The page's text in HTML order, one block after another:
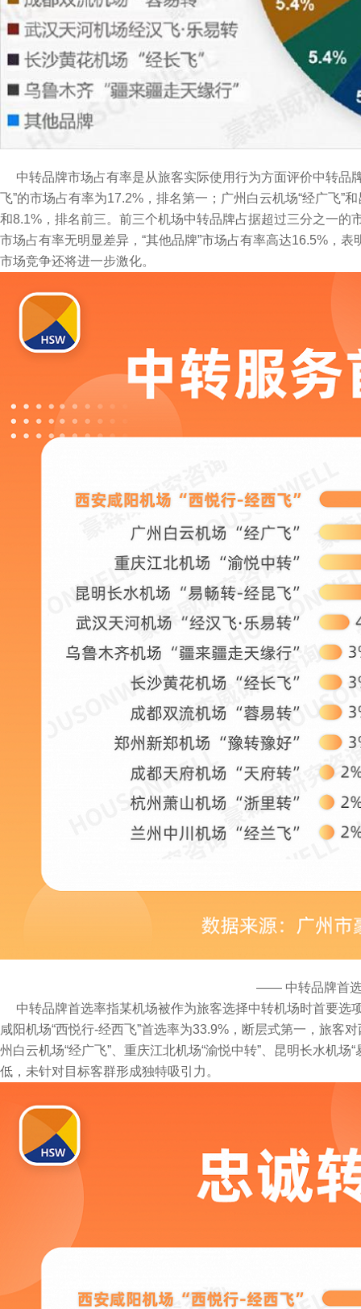
中转品牌市场占有率是从旅客实际使用行为方面评价中转品
飞”的市场占有率为17.2%，排名第一；广州白云机场“经广飞”
和8.1%，排名前三。前三个机场中转品牌占据超过三分之一
市场占有率无明显差异，“其他品牌”市场占有率高达16.5%，
市场竞争还将进一步激化。
—— 中转品牌首
中转品牌首选率指某机场被作为旅客选择中转机场时首要选
咸阳机场“西悦行-经西飞”首选率为33.9%，断层式第一，旅客
州白云机场“经广飞”、重庆江北机场“渝悦中转”、昆明长水机
低，未针对目标客群形成独特吸引力。